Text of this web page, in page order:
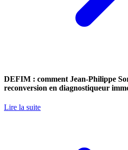
DEFIM : comment Jean-Philippe
reconversion en diagnostiqueur
Lire la suite